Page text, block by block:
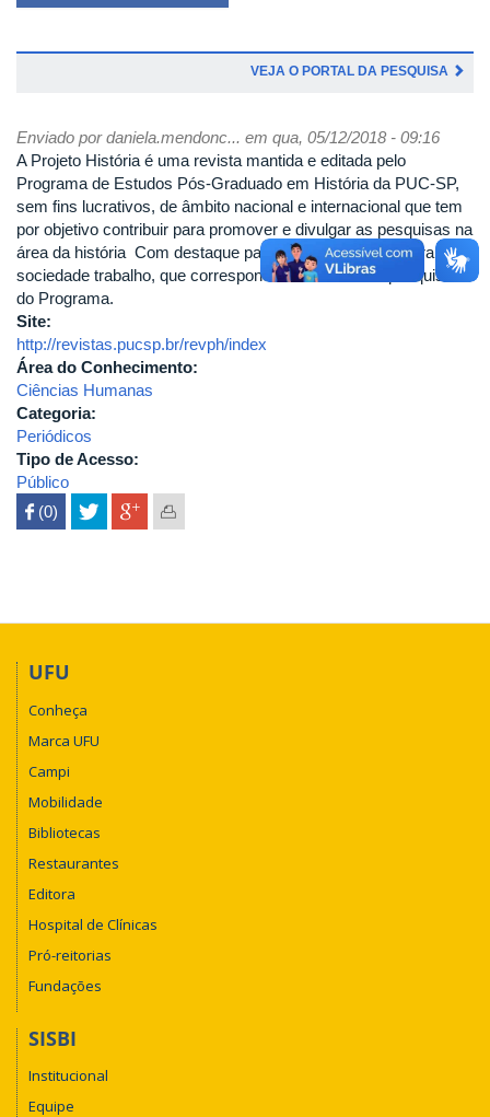
VEJA O PORTAL DA PESQUISA
Enviado pordaniela.mendonc... em qua, 05/12/2018 - 09:16
A Projeto História é uma revista mantida e editada pelo
Programa de Estudos Pós-Graduado em História da PUC-SP,
sem fins lucrativos, de âmbito nacional e internacional que tem
por objetivo contribuir para promover e divulgar as pesquisas na
área da história Com destaque para os campos da cultura,
sociedade trabalho, que correspondem as linhas de pesquisa
do Programa.
Site:
http://revistas.pucsp.br/revph/index
Área do Conhecimento:
Ciências Humanas
Categoria:
Periódicos
Tipo de Acesso:
Público
 (0)
UFU
Conheça
Marca UFU
Campi
Mobilidade
Bibliotecas
Restaurantes
Editora
Hospital de Clínicas
Pró-reitorias
Fundações
SISBI
Institucional
Equipe